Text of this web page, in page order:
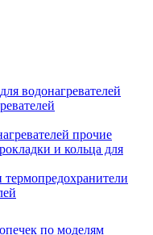
водонагревателей
прочие
и кольца для
термопредохранители
по моделям